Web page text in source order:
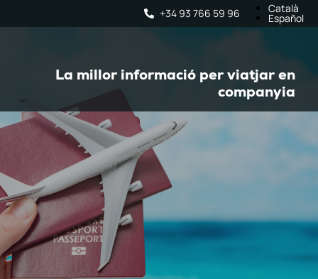
+34 93 766 59 96 Català
Español
La millor informació per viatjar en
companyia